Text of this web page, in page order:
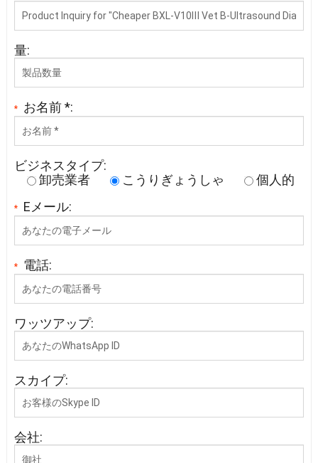
量:
* お名前 *:
ビジネスタイプ:
卸売業者
こうりぎょうしゃ 個人的
* Eメール:
* 電話:
ワッツアップ:
スカイプ:
会社: